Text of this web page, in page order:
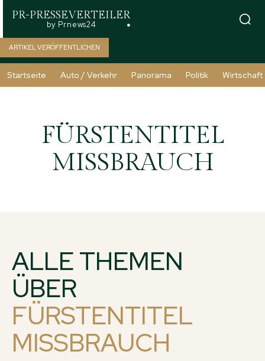
PR-PRESSEVERTEILER
by Prnews24
ARTIKEL VERÖFFENTLICHEN
Startseite Auto / Verkehr Panorama Politik Wirtschaft
FÜRSTENTITEL
MISSBRAUCH
ALLE THEMEN
ÜBER
FÜRSTENTITEL
MISSBRAUCH